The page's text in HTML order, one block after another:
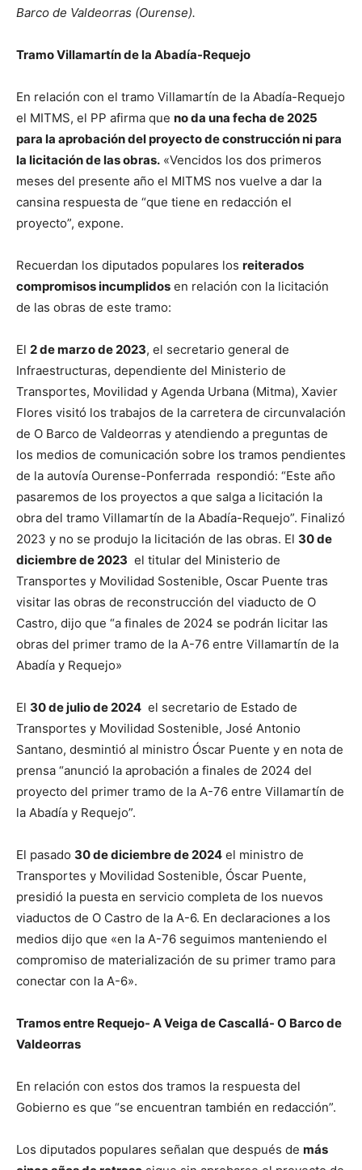
Barco de Valdeorras (Ourense).
Tramo Villamartín de la Abadía-Requejo
En relación con el tramo Villamartín de la Abadía-Requejo
el MITMS, el PP afirma que no da una fecha de 2025
para la aprobación del proyecto de construcción ni para
la licitación de las obras. «Vencidos los dos primeros
meses del presente año el MITMS nos vuelve a dar la
cansina respuesta de “que tiene en redacción el
proyecto”, expone.
Recuerdan los diputados populares los reiterados
compromisos incumplidos en relación con la licitación
de las obras de este tramo:
El 2 de marzo de 2023, el secretario general de
Infraestructuras, dependiente del Ministerio de
Transportes, Movilidad y Agenda Urbana (Mitma), Xavier
Flores visitó los trabajos de la carretera de circunvalación
de O Barco de Valdeorras y atendiendo a preguntas de
los medios de comunicación sobre los tramos pendientes
de la autovía Ourense-Ponferrada respondió: “Este año
pasaremos de los proyectos a que salga a licitación la
obra del tramo Villamartín de la Abadía-Requejo”. Finalizó
2023 y no se produjo la licitación de las obras. El 30 de
diciembre de 2023 el titular del Ministerio de
Transportes y Movilidad Sostenible, Oscar Puente tras
visitar las obras de reconstrucción del viaducto de O
Castro, dijo que “a finales de 2024 se podrán licitar las
obras del primer tramo de la A-76 entre Villamartín de la
Abadía y Requejo»
El 30 de julio de 2024 el secretario de Estado de
Transportes y Movilidad Sostenible, José Antonio
Santano, desmintió al ministro Óscar Puente y en nota de
prensa “anunció la aprobación a finales de 2024 del
proyecto del primer tramo de la A-76 entre Villamartín de
la Abadía y Requejo”.
El pasado 30 de diciembre de 2024 el ministro de
Transportes y Movilidad Sostenible, Óscar Puente,
presidió la puesta en servicio completa de los nuevos
viaductos de O Castro de la A-6. En declaraciones a los
medios dijo que «en la A-76 seguimos manteniendo el
compromiso de materialización de su primer tramo para
conectar con la A-6».
Tramos entre Requejo- A Veiga de Cascallá- O Barco de
Valdeorras
En relación con estos dos tramos la respuesta del
Gobierno es que “se encuentran también en redacción”.
Los diputados populares señalan que después de más